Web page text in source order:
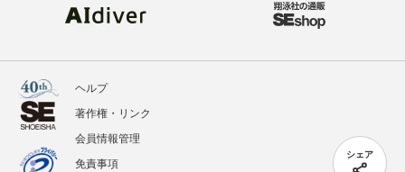
シェア
ヘルプ
著作権・リンク
会員情報管理
免責事項